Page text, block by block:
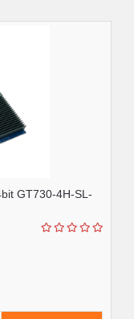
GT730-4H-SL-